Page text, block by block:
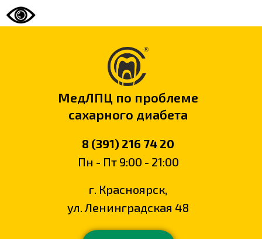
МедЛПЦ по проблеме
сахарного диабета
8 (391) 216 74 20
Пн - Пт 9:00 - 21:00
г. Красноярск,
ул. Ленинградская 48